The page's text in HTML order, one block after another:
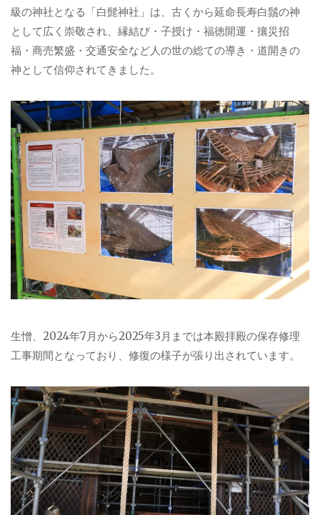
級の神社となる「白髭神社」は、古くから延命長寿白鬚の神
として広く崇敬され、縁結び・子授け・福徳開運・攘災招
福・商売繁盛・交通安全など人の世の総ての導き・道開きの
神として信仰されてきました。
生憎、2024年7月から2025年3月までは本殿拝殿の保存修理
工事期間となっており、修復の様子が張り出されています。